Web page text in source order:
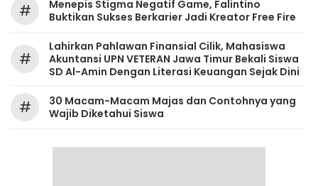
#
Menepis Stigma Negatif Game, Falintino
Buktikan Sukses Berkarier Jadi Kreator Free Fire
#
Lahirkan Pahlawan Finansial Cilik, Mahasiswa
Akuntansi UPN VETERAN Jawa Timur Bekali Siswa
SD Al-Amin Dengan Literasi Keuangan Sejak Dini
#
30 Macam-Macam Majas dan Contohnya yang
Wajib Diketahui Siswa